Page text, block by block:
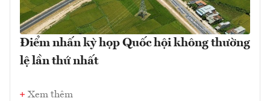
Điểm nhấn kỳ họp Quốc hội không thường
lệ lần thứ nhất
Xem thêm